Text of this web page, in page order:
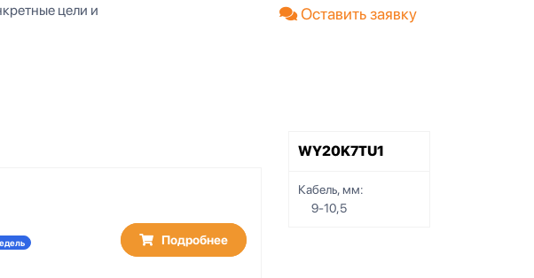
цели и
Оставить заявку
Подробнее
WY20K7TU1
Кабель, мм:
9-10,5